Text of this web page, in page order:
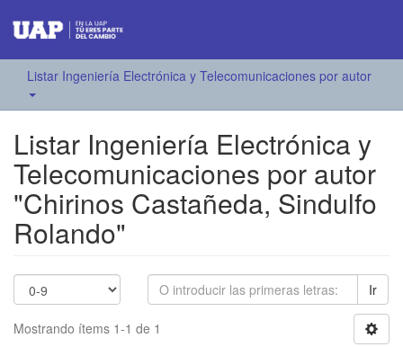
Listar Ingeniería Electrónica y Telecomunicaciones por autor
Listar Ingeniería Electrónica y
Telecomunicaciones por autor
"Chirinos Castañeda, Sindulfo
Rolando"
Ir
Mostrando ítems 1-1 de 1